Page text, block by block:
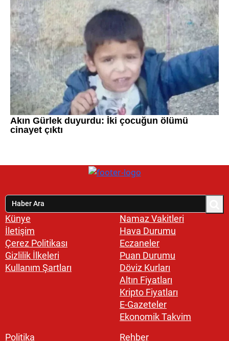
Künye
İletişim
Çerez Politikası
Gizlilik İlkeleri
Kullanım Şartları
Namaz Vakitleri
Hava Durumu
Eczaneler
Puan Durumu
Döviz Kurları
Altın Fiyatları
Kripto Fiyatları
E-Gazeteler
Ekonomik Takvim
Politika
Rehber